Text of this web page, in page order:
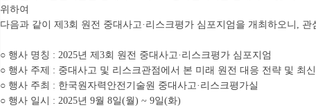
위하여
다음과 같이 제3회 원전 중대사고·리스크평가 심포지엄을 개최하오니,
○ 행사 명칭 : 2025년 제3회 원전 중대사고·리스크평가 심포지엄
○ 행사 주제 : 중대사고 및 리스크관점에서 본 미래 원전 대응 전략 및 최
○ 행사 주최 : 한국원자력안전기술원 중대사고·리스크평가실
○ 행사 일시 : 2025년 9월 8일(월) ~ 9일(화)